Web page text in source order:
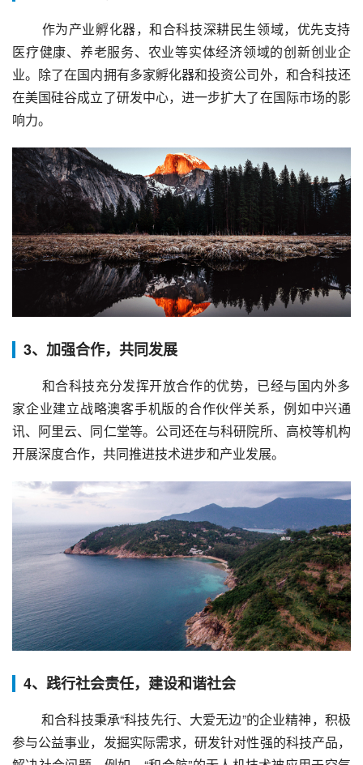
医疗健康、养老服务、农业等实体经济领域的创新创业企
业。除了在国内拥有多家孵化器和投资公司外，和合科技还
在美国硅谷成立了研发中心，进一步扩大了在国际市场的影
响力。
3、加强合作，共同发展
家企业建立战略澳客手机版的合作伙伴关系，例如中兴通
讯、阿里云、同仁堂等。公司还在与科研院所、高校等机构
开展深度合作，共同推进技术进步和产业发展。
4、践行社会责任，建设和谐社会
和合科技秉承“科技先行、大爱无边”的企业精神，积极
参与公益事业，发掘实际需求，研发针对性强的科技产品，